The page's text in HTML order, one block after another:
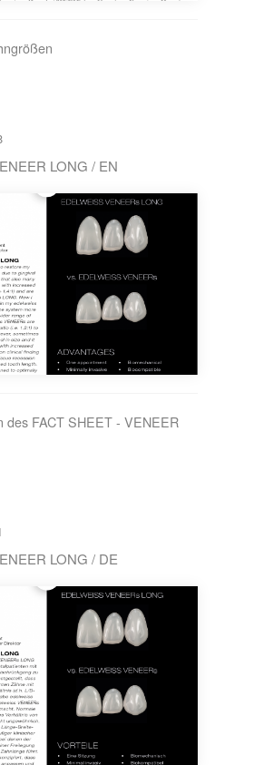
LONG / EN
des FACT SHEET - VENEER
LONG / DE